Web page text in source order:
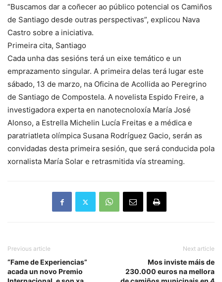
“Buscamos dar a coñecer ao público potencial os Camiños
de Santiago desde outras perspectivas”, explicou Nava
Castro sobre a iniciativa.
Primeira cita, Santiago
Cada unha das sesións terá un eixe temático e un
emprazamento singular. A primeira delas terá lugar este
sábado, 13 de marzo, na Oficina de Acollida ao Peregrino
de Santiago de Compostela. A novelista Espido Freire, a
investigadora experta en nanotecnoloxía María José
Alonso, a Estrella Michelin Lucía Freitas e a médica e
paratriatleta olímpica Susana Rodríguez Gacio, serán as
convidadas desta primeira sesión, que será conducida pola
xornalista María Solar e retrasmitida vía streaming.
Previous article
“Fame de Experiencias”
acada un novo Premio
Next article
Mos inviste máis de
230.000 euros na mellora